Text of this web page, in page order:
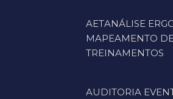
AET
ANÁLISE
MAPEAMENTO
TREINAMENTOS
AUDITORIA